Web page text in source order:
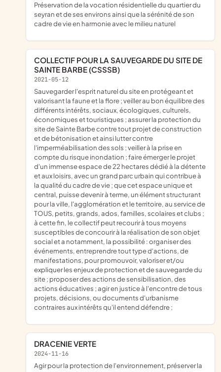
préservation de la vocation résidentielle du quartier du
seyran et de ses environs ainsi que la sérénité de son
cadre de vie en harmonie avec le milieu naturel
COLLECTIF POUR LA SAUVEGARDE DU SITE DE
SAINTE BARBE (CSSSB)
2021-05-12
sauvegarder l'esprit naturel du site en protégeant et
valorisant la faune et la flore ; veiller au bon équilibre des
différents intérêts, sociaux, écologiques, culturels,
économiques et touristiques ; assurer la protection du
site de Sainte Barbe contre tout projet de construction
et de bétonisation et ainsi lutter contre
l'imperméabilisation des sols ; veiller à la prise en
compte du risque inondation ; faire émerger le projet
d'un immense espace de 22 hectares dédié à la détente
et aux loisirs, avec un grand parc urbain qui contribue à
la qualité du cadre de vie ; que cet espace unique et
central, puisse devenir à terme, un élément structurant
pour la ville, l'agglomération et le territoire, au service de
TOUS, petits, grands, ados, familles, scolaires et clubs ;
à cette fin, le collectif peut recourir à tous moyens
susceptibles de concourir à la réalisation de son objet
social et a notamment, la possibilité : organiser des
événements, entreprendre tout type d'actions, de
manifestations, pour promouvoir, valoriser et/ou
expliquer les enjeux de protection et de sauvegarde du
site ; proposer des actions de sensibilisation, des
actions éducatives ; agir en justice à l'encontre de tous
projets, décisions, ou documents d'urbanisme
contraires aux intérêts qu'il entend défendre ;
DRACENIE VERTE
2024-11-16
agir pour la protection de l'environnement, préserver la